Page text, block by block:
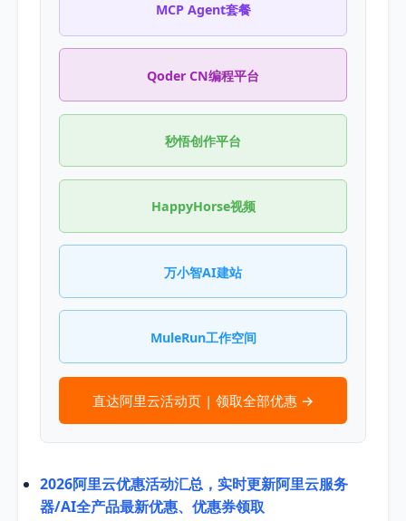
MCP Agent套餐
Qoder CN编程平台
秒悟创作平台
HappyHorse视频
万小智AI建站
MuleRun工作空间
直达阿里云活动页 | 领取全部优惠 →
2026阿里云优惠活动汇总，实时更新阿里云服务
器/AI全产品最新优惠、优惠券领取